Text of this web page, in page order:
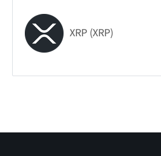
XRP (XRP)